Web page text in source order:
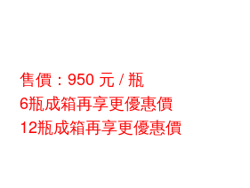
售價：950 元 / 瓶
6瓶成箱再享更優惠價
12瓶成箱再享更優惠價